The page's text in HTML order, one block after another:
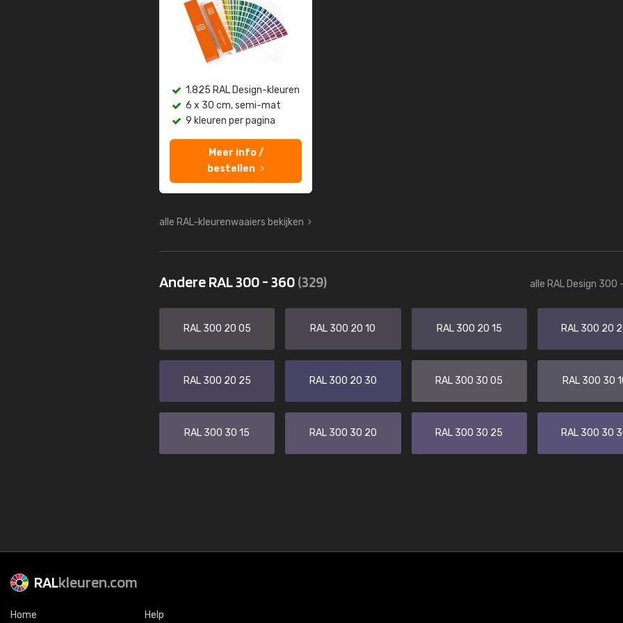
1.825 RAL Design-kleuren
6 x 30 cm, semi-mat
9 kleuren per pagina
Meer info /
bestellen
alle RAL-kleurenwaaiers bekijken
Andere RAL 300 - 360(329) alle RAL Design 300
RAL 300 20 05 RAL 300 20 10 RAL 300 20 15 RAL 300 20
RAL 300 20 25 RAL 300 20 30 RAL 300 30 05 RAL 300 30
RAL 300 30 15 RAL 300 30 20 RAL 300 30 25 RAL 300 30
RALkleuren.com
Home Help